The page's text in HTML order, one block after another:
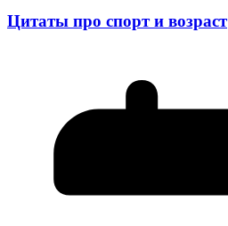
Цитаты про спорт и возраст